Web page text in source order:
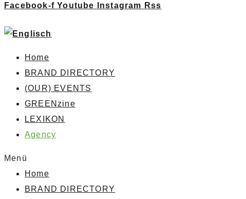
Facebook-f Youtube Instagram Rss
Home
BRAND DIRECTORY
(OUR) EVENTS
GREENzine
LEXIKON
Agency
Menü
Home
BRAND DIRECTORY